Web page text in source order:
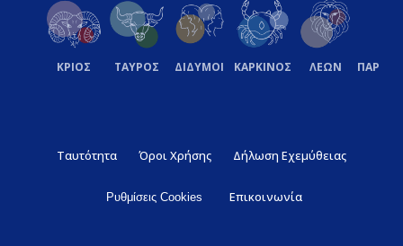
ΚΡΙΟΣ ΤΑΥΡΟΣ ΔΙΔΥΜΟΙ ΚΑΡΚΙΝΟΣ ΛΕΩΝ
Ταυτότητα Όροι Χρήσης Δήλωση Εχεμύθειας
Ρυθμίσεις Cookies Επικοινωνία